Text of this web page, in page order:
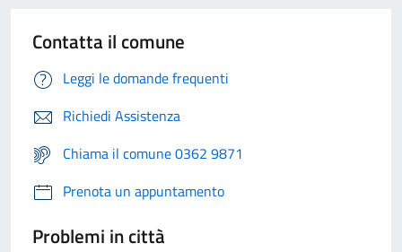
Contatta il comune
Leggi le domande frequenti
Richiedi Assistenza
Chiama il comune 0362 9871
Prenota un appuntamento
Problemi in città